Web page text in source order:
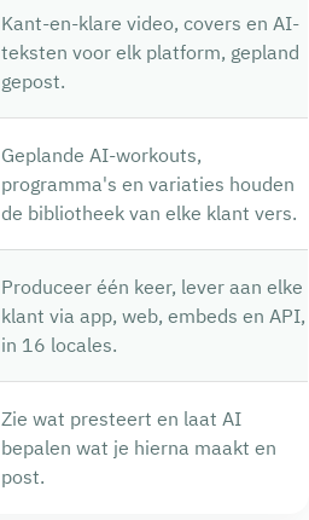
Kant-en-klare video, covers en AI-
teksten voor elk platform, gepland
gepost.
Geplande AI-workouts,
programma's en variaties houden
de bibliotheek van elke klant vers.
Produceer één keer, lever aan elke
klant via app, web, embeds en API,
in 16 locales.
Zie wat presteert en laat AI
bepalen wat je hierna maakt en
post.